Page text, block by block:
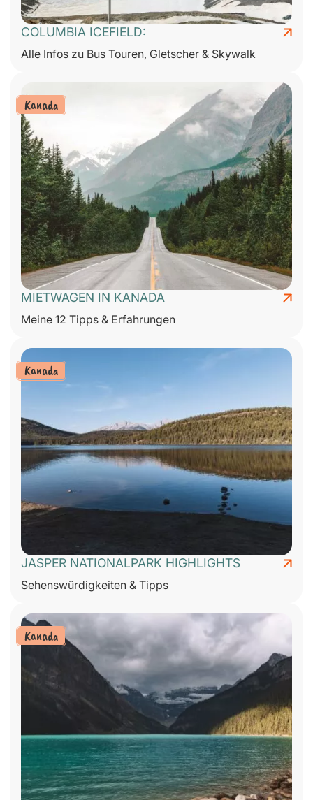
COLUMBIA ICEFIELD:
Alle Infos zu Bus Touren, Gletscher & Skywalk
Kanada
MIETWAGEN IN KANADA
Meine 12 Tipps & Erfahrungen
Kanada
JASPER NATIONALPARK HIGHLIGHTS
Sehenswürdigkeiten & Tipps
Kanada